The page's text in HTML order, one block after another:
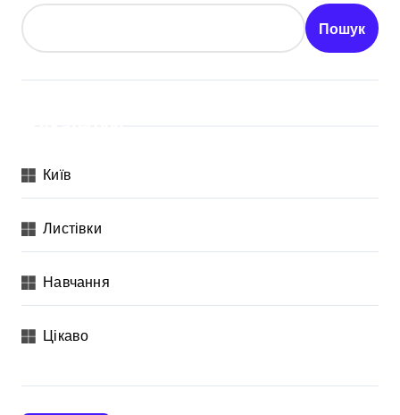
Пошук
Київ
Листівки
Навчання
Цікаво